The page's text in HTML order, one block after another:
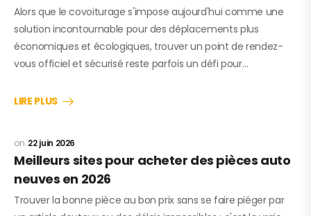
Alors que le covoiturage s'impose aujourd'hui comme une
solution incontournable pour des déplacements plus
économiques et écologiques, trouver un point de rendez-
vous officiel et sécurisé reste parfois un défi pour…
LIRE PLUS
22 juin 2026
Meilleurs sites pour acheter des pièces auto
neuves en 2026
Trouver la bonne pièce au bon prix sans se faire piéger par